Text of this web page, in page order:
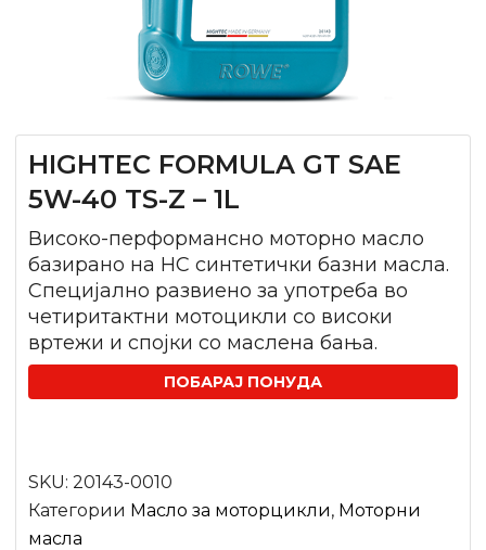
HIGHTEC FORMULA GT SAE
5W-40 TS-Z – 1L
Високо-перформансно моторно масло
базирано на HC синтетички базни масла.
Специјално развиено за употреба во
четиритактни мотоцикли со високи
вртежи и спојки со маслена бања.
ПОБАРАЈ ПОНУДА
SKU: 20143-0010
Категории Масло за моторцикли, Моторни
масла